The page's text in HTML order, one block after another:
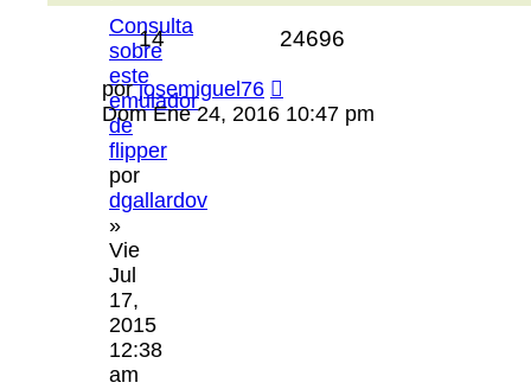
Consulta
sobre
este
emulador
de
flipper
por
dgallardov
»
Vie
Jul
17,
2015
12:38
am
14 24696
porjosemiguel76
Dom Ene 24, 2016 10:47 pm